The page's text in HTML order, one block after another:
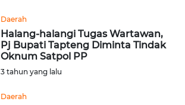
Daerah
Halang-halangi Tugas Wartawan,
Pj Bupati Tapteng Diminta Tindak
Oknum Satpol PP
3 tahun yang lalu
Daerah